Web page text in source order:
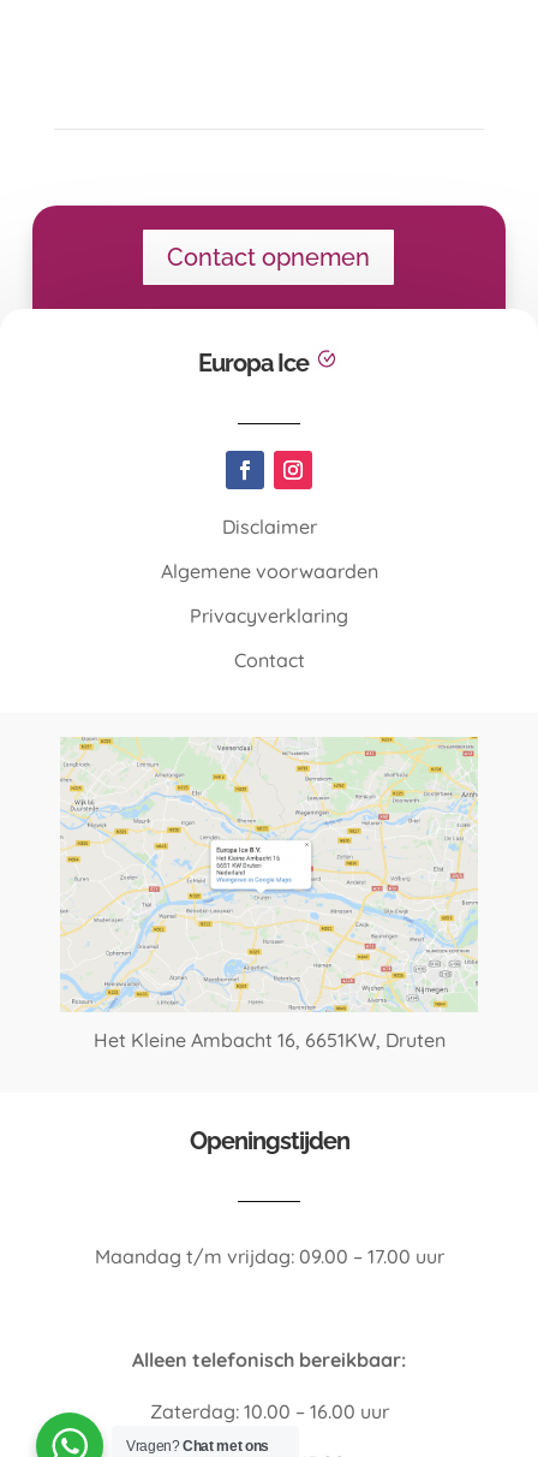
Contact opnemen
Europa Ice
Disclaimer
Algemene voorwaarden
Privacyverklaring
Contact
Het Kleine Ambacht 16, 6651KW, Druten
Openingstijden
Maandag t/m vrijdag: 09.00 – 17.00 uur
Alleen telefonisch bereikbaar:
Zaterdag: 10.00 – 16.00 uur
Vragen?Chat met ons